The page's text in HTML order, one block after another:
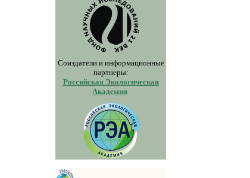
Соиздатели и информационные
партнеры:
Российская Экологическая
Академия